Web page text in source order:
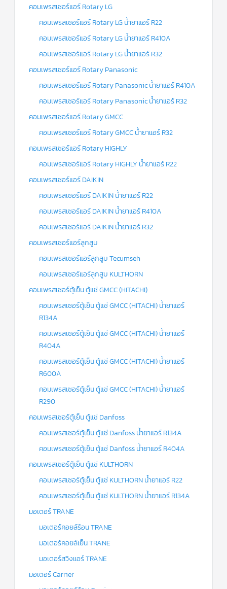
คอมเพรสเซอร์แอร์ Rotary LG
คอมเพรสเซอร์แอร์ Rotary LG น้ำยาแอร์ R22
คอมเพรสเซอร์แอร์ Rotary LG น้ำยาแอร์ R410A
คอมเพรสเซอร์แอร์ Rotary LG น้ำยาแอร์ R32
คอมเพรสเซอร์แอร์ Rotary Panasonic
คอมเพรสเซอร์แอร์ Rotary Panasonic น้ำยาแอร์ R410A
คอมเพรสเซอร์แอร์ Rotary Panasonic น้ำยาแอร์ R32
คอมเพรสเซอร์แอร์ Rotary GMCC
คอมเพรสเซอร์แอร์ Rotary GMCC น้ำยาแอร์ R32
คอมเพรสเซอร์แอร์ Rotary HIGHLY
คอมเพรสเซอร์แอร์ Rotary HIGHLY น้ำยาแอร์ R22
คอมเพรสเซอร์แอร์ DAIKIN
คอมเพรสเซอร์แอร์ DAIKIN น้ำยาแอร์ R22
คอมเพรสเซอร์แอร์ DAIKIN น้ำยาแอร์ R410A
คอมเพรสเซอร์แอร์ DAIKIN น้ำยาแอร์ R32
คอมเพรสเซอร์แอร์ลูกสูบ
คอมเพรสเซอร์แอร์ลูกสูบ Tecumseh
คอมเพรสเซอร์แอร์ลูกสูบ KULTHORN
คอมเพรสเซอร์ตู้เย็น ตู้แช่ GMCC (HITACHI)
คอมเพรสเซอร์ตู้เย็น ตู้แช่ GMCC (HITACHI) น้ำยาแอร์
R134A
คอมเพรสเซอร์ตู้เย็น ตู้แช่ GMCC (HITACHI) น้ำยาแอร์
R404A
คอมเพรสเซอร์ตู้เย็น ตู้แช่ GMCC (HITACHI) น้ำยาแอร์
R600A
คอมเพรสเซอร์ตู้เย็น ตู้แช่ GMCC (HITACHI) น้ำยาแอร์
R290
คอมเพรสเซอร์ตู้เย็น ตู้แช่ Danfoss
คอมเพรสเซอร์ตู้เย็น ตู้แช่ Danfoss น้ำยาแอร์ R134A
คอมเพรสเซอร์ตู้เย็น ตู้แช่ Danfoss น้ำยาแอร์ R404A
คอมเพรสเซอร์ตู้เย็น ตู้แช่ KULTHORN
คอมเพรสเซอร์ตู้เย็น ตู้แช่ KULTHORN น้ำยาแอร์ R22
คอมเพรสเซอร์ตู้เย็น ตู้แช่ KULTHORN น้ำยาแอร์ R134A
มอเตอร์ TRANE
มอเตอร์คอยล์ร้อน TRANE
มอเตอร์คอยล์เย็น TRANE
มอเตอร์สวิงแอร์ TRANE
มอเตอร์ Carrier